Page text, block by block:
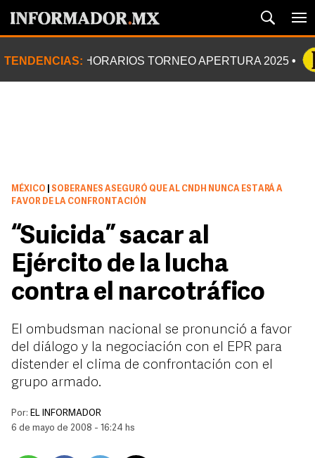
TENDENCIAS: HORARIOS TORNEO APERTURA 2025
MÉXICO
SOBERANES ASEGURÓ QUE AL CNDH NUNCA ESTARÁ A
FAVOR DE LA CONFRONTACIÓN
“Suicida” sacar al
Ejército de la lucha
contra el narcotráfico
El ombudsman nacional se pronunció a favor
del diálogo y la negociación con el EPR para
distender el clima de confrontación con el
grupo armado.
Por: EL INFORMADOR
6 de mayo de 2008 - 16:24 hs